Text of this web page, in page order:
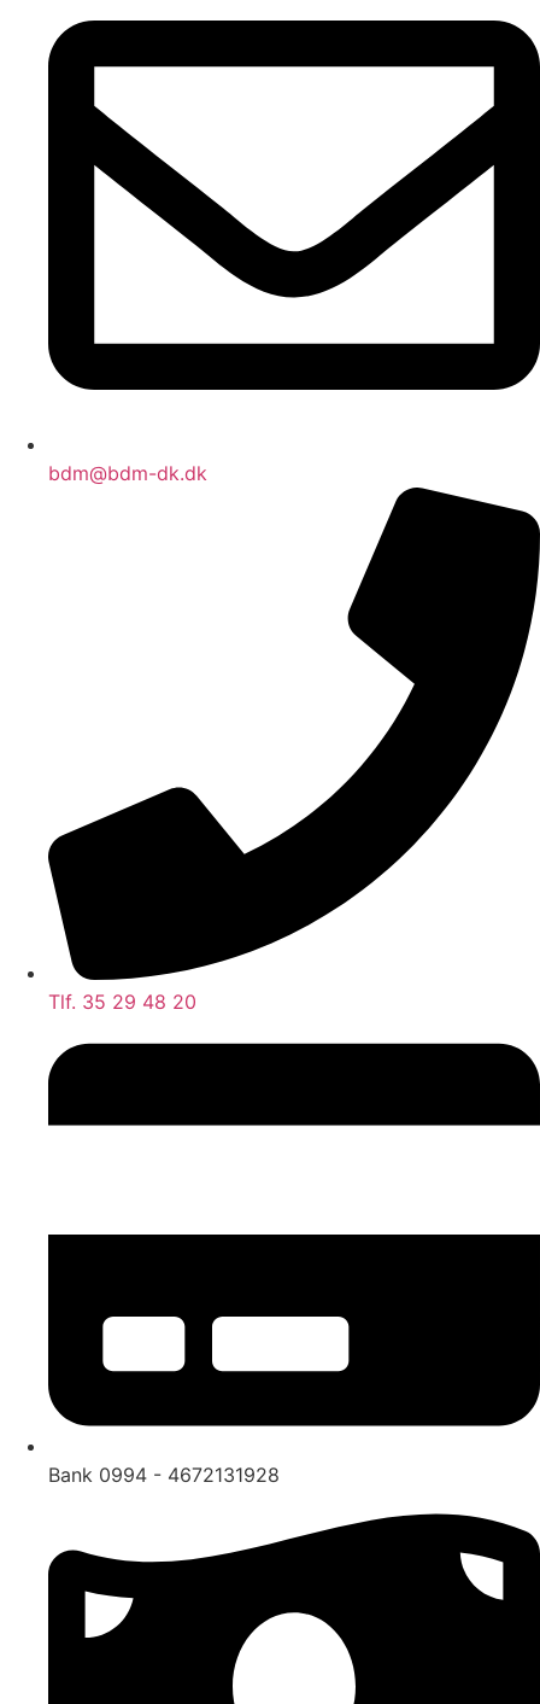
bdm@bdm-dk.dk
Tlf. 35 29 48 20
Bank 0994 - 4672131928